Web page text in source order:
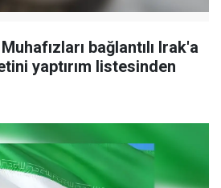
bağlantılı Irak'a
yaptırım listesinden